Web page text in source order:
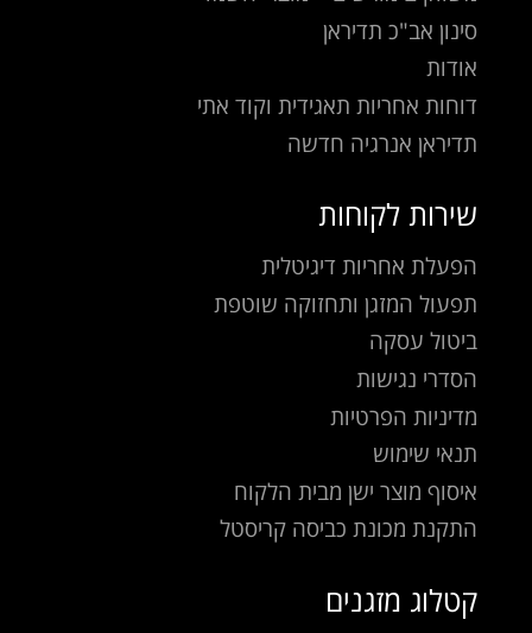
סינון אב"כ תדיראן
אודות
דוחות אחריות תאגידית וקוד אתי
תדיראן אנרגיה חדשה
שירות לקוחות
הפעלת אחריות דיגיטלית
תפעול המזגן ותחזוקה שוטפת
ביטול עסקה
הסדרי נגישות
מדיניות הפרטיות
תנאי שימוש
איסוף מוצר ישן מבית הלקוח
התקנת מכונת כביסה קריסטל
קטלוג מזגנים